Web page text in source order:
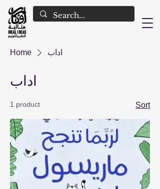
Home اداب
اداب
1 product Sort